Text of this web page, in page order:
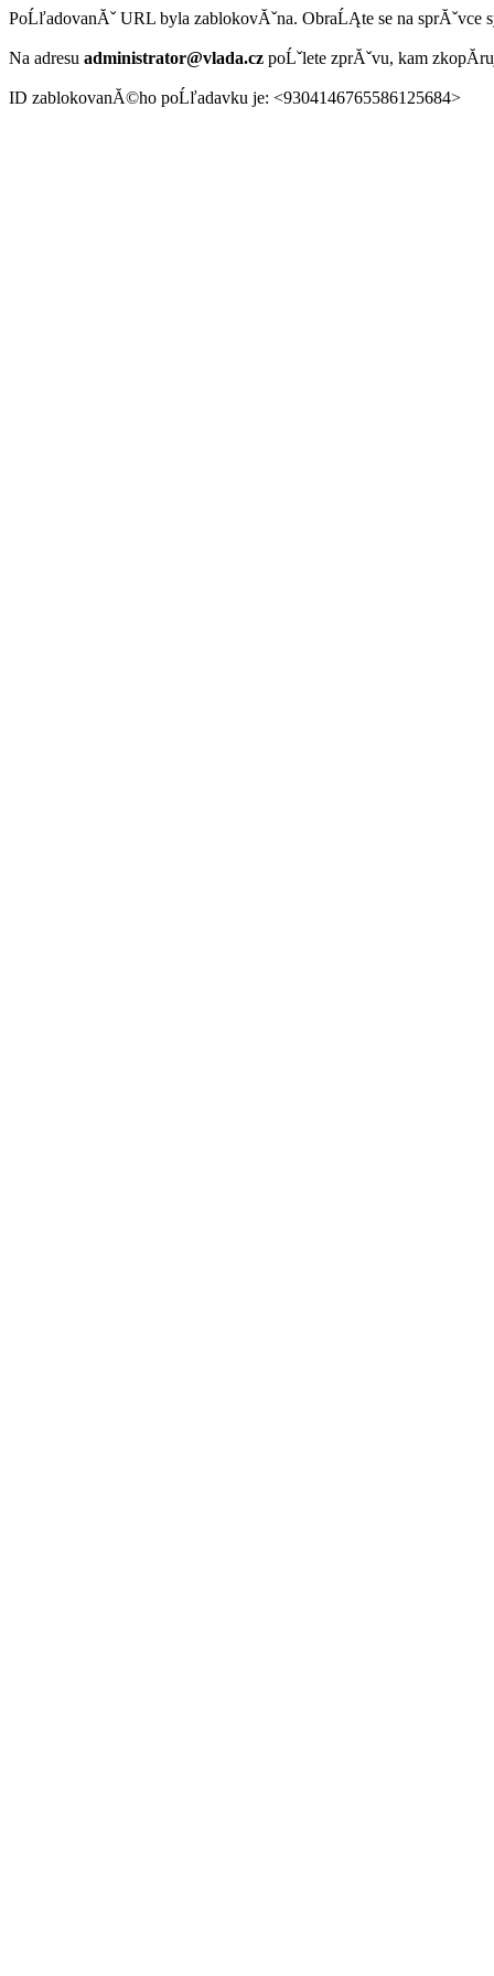
PoĹľadovanĂˇ URL byla zablokovĂˇna. ObraĹĄte se na sprĂˇvce
Na adresu administrator@vlada.cz poĹˇlete zprĂˇvu, kam
ID zablokovanĂ©ho poĹľadavku je: <9304146765586125684>